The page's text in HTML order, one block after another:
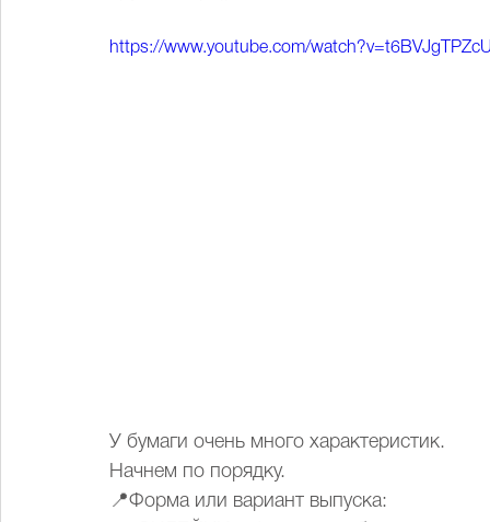
https://www.youtube.com/
У бумаги очень много характеристик.
Начнем по порядку.
📍Форма или вариант выпуска: